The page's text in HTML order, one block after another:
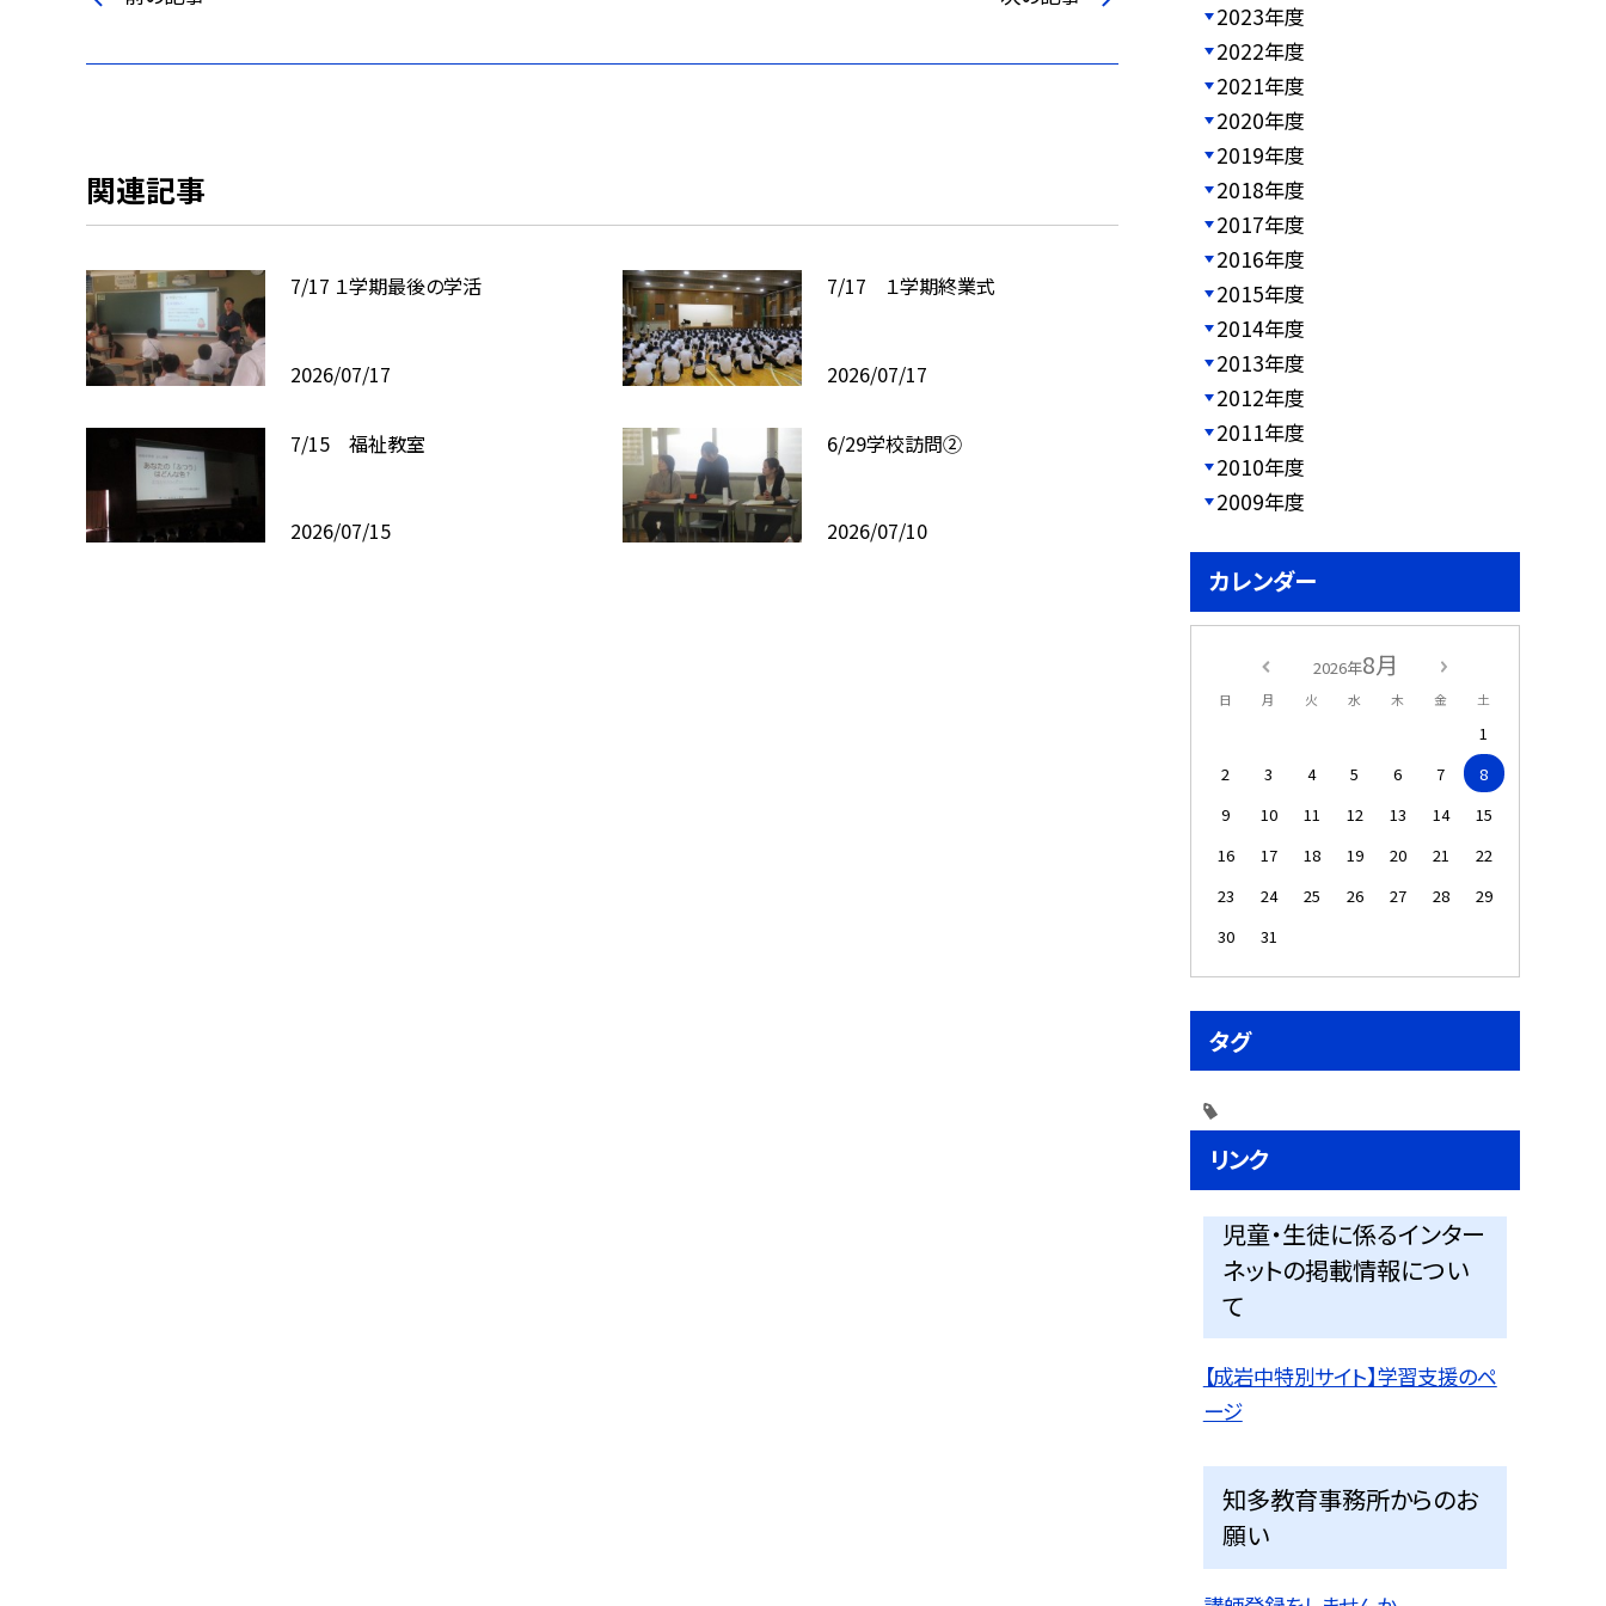
関連記事
7/17 １学期最後の学活
2026/07/17
7/17 １学期終業式
2026/07/17
7/15 福祉教室
2026/07/15
6/29学校訪問②
2026/07/10
2023年度
2022年度
2021年度
2020年度
2019年度
2018年度
2017年度
2016年度
2015年度
2014年度
2013年度
2012年度
2011年度
2010年度
2009年度
カレンダー
2026年8月
日 月 火 水 木 金 土
1
2
3 4 5 6 7
8
9
10 11 12 13 14
15
16
17 18 19 20 21
22
23
24 25 26 27 28
29
30
31
タグ
リンク
児童・生徒に係るインター
ネットの掲載情報につい
て
【成岩中特別サイト】学習支援のペ
ージ
知多教育事務所からのお
願い